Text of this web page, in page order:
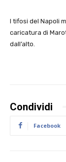
I tifosi del Napoli
caricatura di
dall’alto.
Condividi
Facebook